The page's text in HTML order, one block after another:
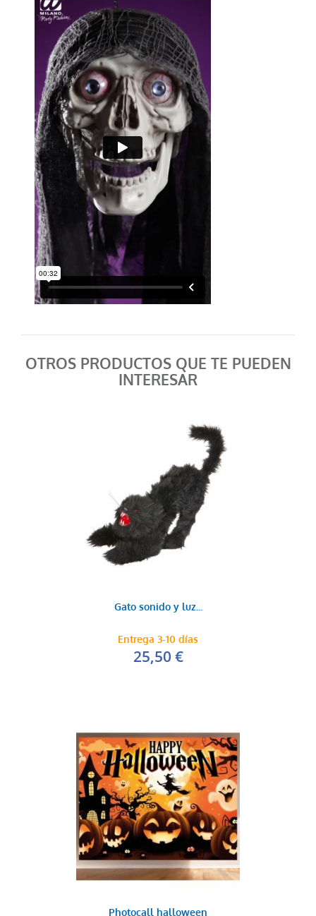
OTROS PRODUCTOS QUE TE PUEDEN
INTERESAR
Gato sonido y luz...
Entrega 3-10 días
25,50 €
Photocall halloween